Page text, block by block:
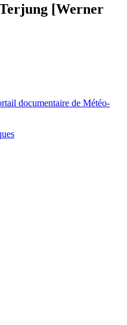
[Werner
documentaire de Météo-